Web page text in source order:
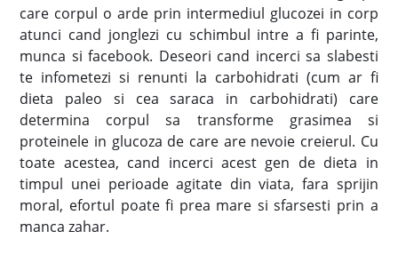
care corpul o arde prin intermediul glucozei in corp
atunci cand jonglezi cu schimbul intre a fi parinte,
munca si facebook. Deseori cand incerci sa slabesti
te infometezi si renunti la carbohidrati (cum ar fi
dieta paleo si cea saraca in carbohidrati) care
determina corpul sa transforme grasimea si
proteinele in glucoza de care are nevoie creierul. Cu
toate acestea, cand incerci acest gen de dieta in
timpul unei perioade agitate din viata, fara sprijin
moral, efortul poate fi prea mare si sfarsesti prin a
manca zahar.